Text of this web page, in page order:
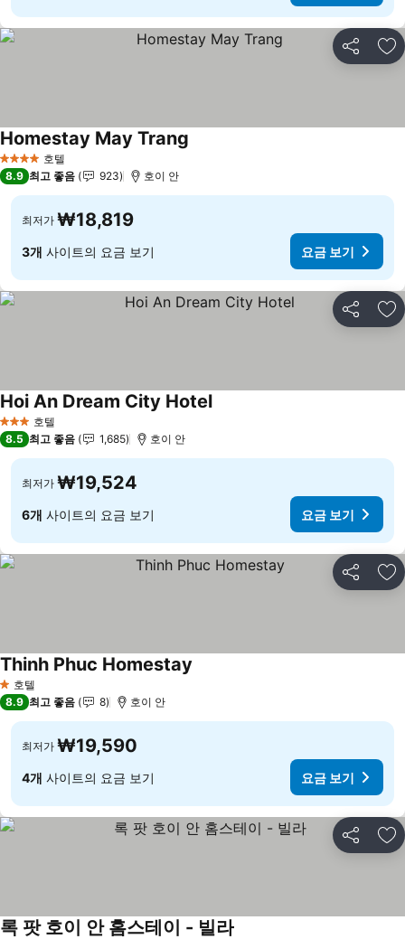
공유 즐
4 성급 호텔
Homestay May Trang
8.9 최고 좋음 923 호이 안
최저가 ₩18,819
3개 사이트의 요금 보기 요금 보기
공유 즐
3 성급 호텔
Hoi An Dream City Hotel요금 보기
8.5 최고 좋음 1,685 호이 안
최저가 ₩19,524
6개 사이트의 요금 보기 요금 보기
공유 즐
1 성급
호텔
Thinh Phuc Homestay
8.9 최고 좋음 8 호이 안
최저가 ₩19,590
4개 사이트의 요금 보기 요금 보기
공유 즐
록 팟 호이 안 홈스테이 - 빌라